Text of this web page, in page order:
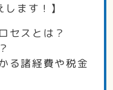
ます！】
セスとは？
る諸経費や税金